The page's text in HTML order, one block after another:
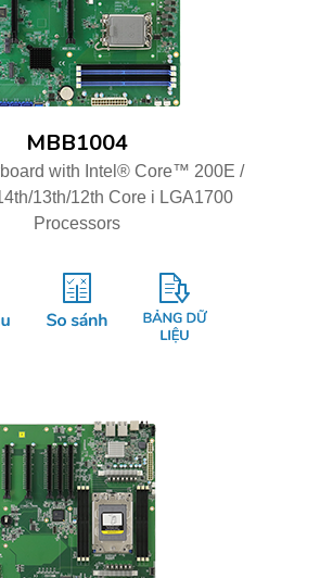
MBB1004
with Intel® Core™ 200E /
13th/12th Core i LGA1700
Processors